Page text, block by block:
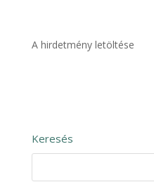
A hirdetmény letöltése
Keresés